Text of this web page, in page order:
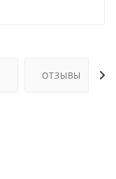
ОТЗЫВЫ